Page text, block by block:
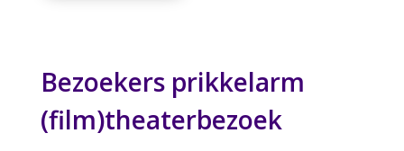
Bezoekers prikkelarm
(film)theaterbezoek